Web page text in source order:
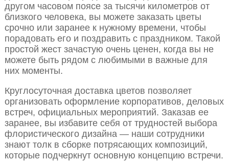
другом часовом поясе за тысячи километров от
близкого человека, вы можете заказать цветы
срочно или заранее к нужному времени, чтобы
порадовать его и поздравить с праздником. Такой
простой жест зачастую очень ценен, когда вы не
можете быть рядом с любимыми в важные для
них моменты.
Круглосуточная доставка цветов позволяет
организовать оформление корпоративов, деловых
встреч, официальных мероприятий. Заказав ее
заранее, вы избавите себя от трудностей выбора
флористического дизайна — наши сотрудники
знают толк в сборке потрясающих композиций,
которые подчеркнут основную концепцию встречи.